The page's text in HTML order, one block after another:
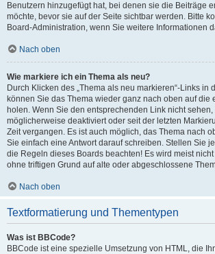
Benutzern hinzugefügt hat, bei denen sie die Beiträge
möchte, bevor sie auf der Seite sichtbar werden. Bitte
Board-Administration, wenn Sie weitere Informationen
Nach oben
Wie markiere ich ein Thema als neu?
Durch Klicken des „Thema als neu markieren“-Links in
können Sie das Thema wieder ganz nach oben auf die
holen. Wenn Sie den entsprechenden Link nicht
möglicherweise deaktiviert oder seit der letzten
Zeit vergangen. Es ist auch möglich, das Thema nach
Sie einfach eine Antwort darauf schreiben. Stellen Sie
die Regeln dieses Boards beachten! Es wird meist
ohne triftigen Grund auf alte oder abgeschlossene
Nach oben
Textformatierung und Thementypen
Was ist BBCode?
BBCode ist eine spezielle Umsetzung von HTML, die